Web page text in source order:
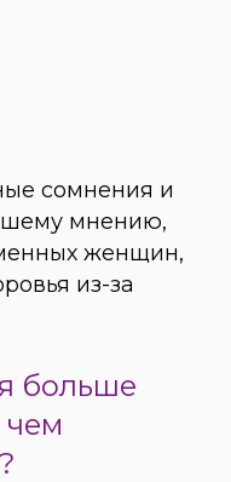
сомнения и
мнению,
женщин,
из-за
больше
чем